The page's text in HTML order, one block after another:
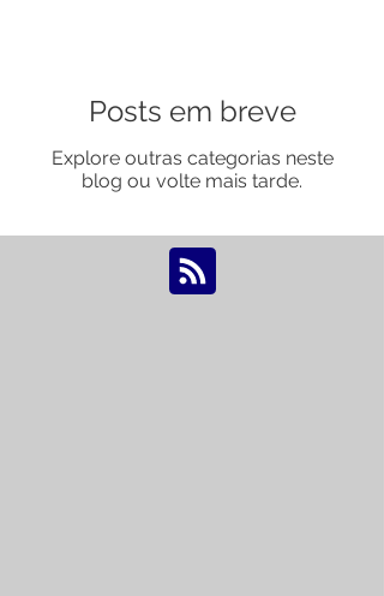
Posts em breve
Explore outras categorias neste
blog ou volte mais tarde.